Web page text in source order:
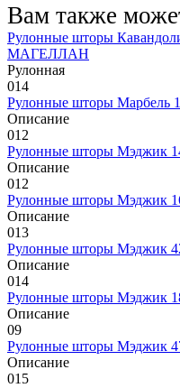
Вам также
Рулонные шторы
МАГЕЛЛАН
Рулонная
014
Рулонные шторы Марбель
Описание
012
Рулонные шторы Мэджик
Описание
012
Рулонные шторы Мэджик
Описание
013
Рулонные шторы Мэджик
Описание
014
Рулонные шторы Мэджик
Описание
09
Рулонные шторы Мэджик
Описание
015